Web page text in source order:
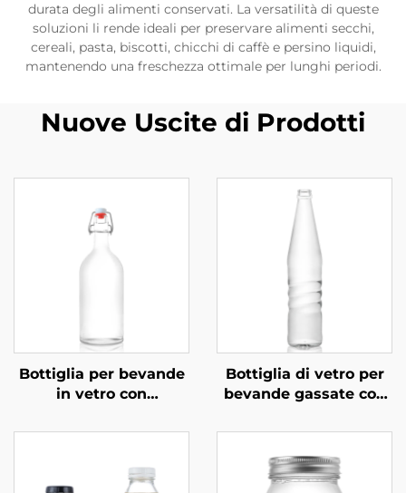
durata degli alimenti conservati. La versatilità di queste
soluzioni li rende ideali per preservare alimenti secchi,
cereali, pasta, biscotti, chicchi di caffè e persino liquidi,
mantenendo una freschezza ottimale per lunghi periodi.
Nuove Uscite di Prodotti
Bottiglia per bevande
in vetro con
basculante OEM
ml, per bevande a
Bottiglia di vetro per
bevande gassate con
ricaricabile ODM da
530 ml